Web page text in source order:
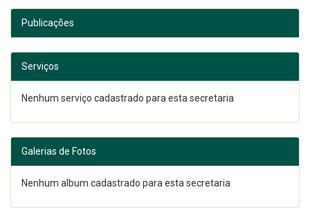
Publicações
Serviços
Nenhum serviço cadastrado para esta secretaria
Galerias de Fotos
Nenhum album cadastrado para esta secretaria